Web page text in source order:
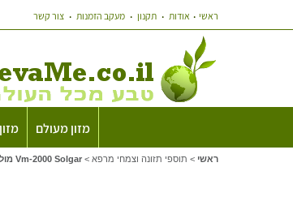
ראשי אודות תקנון מעקב הזמנות צור קשר
מזון מעולם
ראשי > תוספי תזונה וצמחי מרפא > Vm-2000 Solgar מולטי ויטמין